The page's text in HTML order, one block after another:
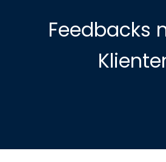
Feedbacks